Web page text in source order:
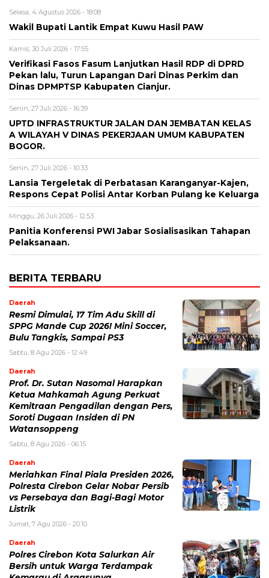
Selasa, 4 Agustus 2026 - 18:08
Wakil Bupati Lantik Empat Kuwu Hasil PAW
Kamis, 30 Juli 2026 - 17:55
Verifikasi Fasos Fasum Lanjutkan Hasil RDP di DPRD
Pekan lalu, Turun Lapangan Dari Dinas Perkim dan
Dinas DPMPTSP Kabupaten Cianjur.
Senin, 27 Juli 2026 - 16:39
UPTD INFRASTRUKTUR JALAN DAN JEMBATAN KELAS
A WILAYAH V DINAS PEKERJAAN UMUM KABUPATEN
BOGOR.
Senin, 27 Juli 2026 - 10:33
Lansia Tergeletak di Perbatasan Karanganyar-Kajen,
Respons Cepat Polisi Antar Korban Pulang ke Keluarga
Minggu, 26 Juli 2026 - 12:53
Panitia Konferensi PWI Jabar Sosialisasikan Tahapan
Pelaksanaan.
BERITA TERBARU
Daerah
Resmi Dimulai, 17 Tim Adu Skill di
SPPG Mande Cup 2026! Mini Soccer,
Bulu Tangkis, Sampai PS3
Sabtu, 8 Agu 2026 - 12:49
Daerah
Prof. Dr. Sutan Nasomal Harapkan
Ketua Mahkamah Agung Perkuat
Kemitraan Pengadilan dengan Pers,
Soroti Dugaan Insiden di PN
Watansoppeng
Sabtu, 8 Agu 2026 - 06:15
Daerah
Meriahkan Final Piala Presiden 2026,
Polresta Cirebon Gelar Nobar Persib
vs Persebaya dan Bagi-Bagi Motor
Listrik
Jumat, 7 Agu 2026 - 20:10
Daerah
Polres Cirebon Kota Salurkan Air
Bersih untuk Warga Terdampak